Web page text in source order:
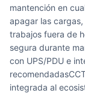
mantención en
apagar las
trabajos fuera de
segura durante
con UPS/PDU e
integrada al